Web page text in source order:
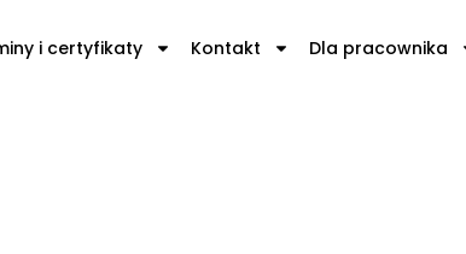
i certyfikaty Kontakt Dla pracownika